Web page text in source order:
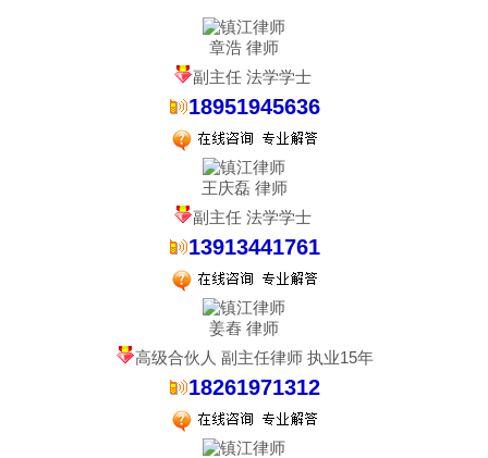
章浩 律师
副主任 法学学士
18951945636
王庆磊 律师
副主任 法学学士
13913441761
姜舂 律师
高级合伙人 副主任律师 执业15年
18261971312